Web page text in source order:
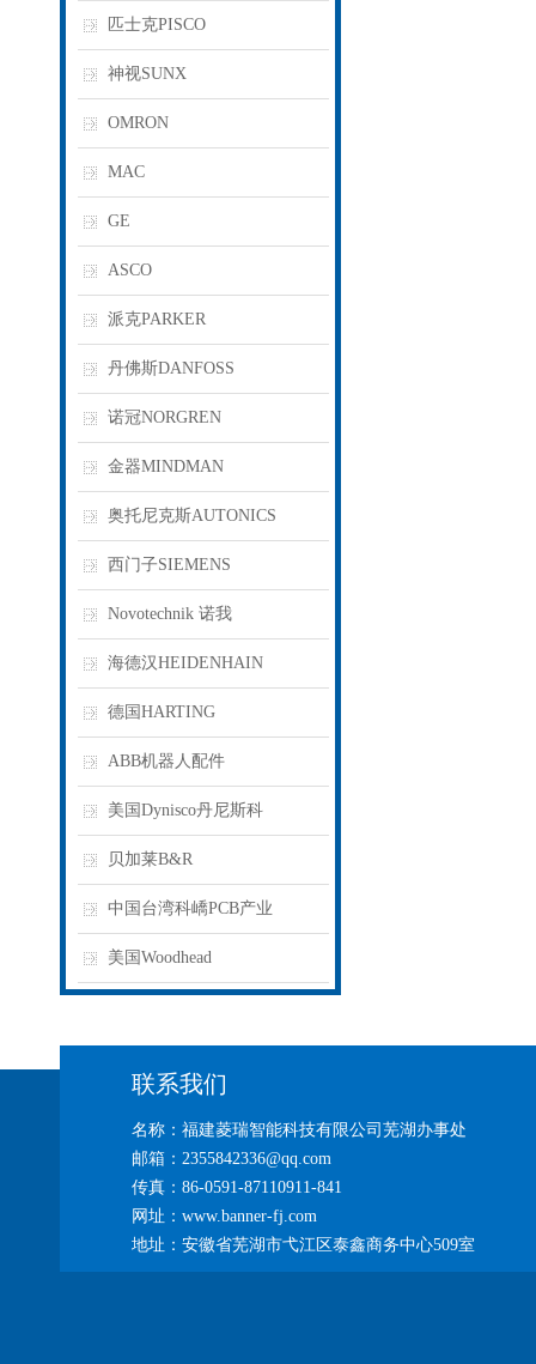
匹士克PISCO
神视SUNX
OMRON
MAC
GE
ASCO
派克PARKER
丹佛斯DANFOSS
诺冠NORGREN
金器MINDMAN
奥托尼克斯AUTONICS
西门子SIEMENS
Novotechnik 诺我
海德汉HEIDENHAIN
德国HARTING
ABB机器人配件
美国Dynisco丹尼斯科
贝加莱B&R
中国台湾科嶠PCB产业
美国Woodhead
联系我们
名称：福建菱瑞智能科技有限公司芜湖办事处
邮箱：2355842336@qq.com
传真：86-0591-87110911-841
网址：www.banner-fj.com
地址：安徽省芜湖市弋江区泰鑫商务中心509室